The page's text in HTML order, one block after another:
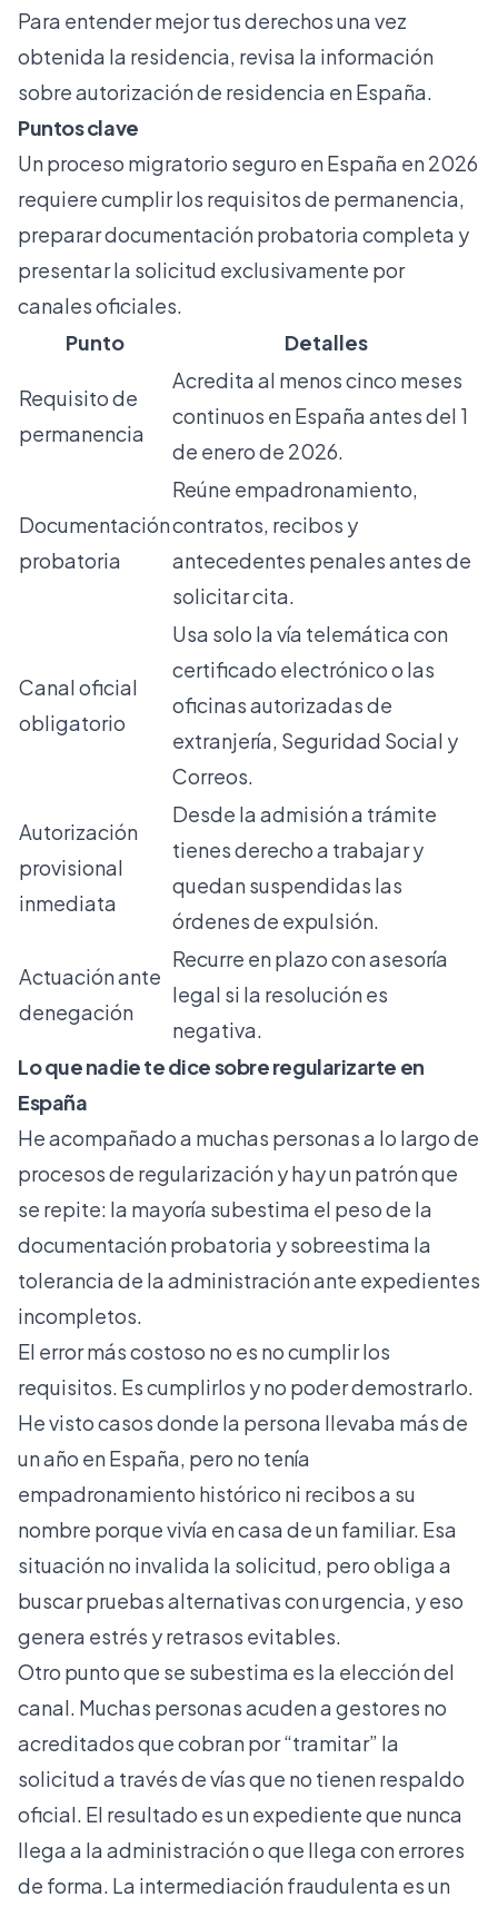
Para entender mejor tus derechos una vez
obtenida la residencia, revisa la información
sobreautorización de residencia en España.
Puntos clave
Un proceso migratorio seguro en España en 2026
requiere cumplir los requisitos de permanencia,
preparar documentación probatoria completa y
presentar la solicitud exclusivamente por
canales oficiales.
Punto
Detalles
Requisito de
permanencia
Acredita al menos cinco meses
continuos en España antes del 1
de enero de 2026.
Documentación
probatoria
Reúne empadronamiento,
contratos, recibos y
antecedentes penales antes de
solicitar cita.
Canal oficial
obligatorio
Usa solo la vía telemática con
certificado electrónico o las
oficinas autorizadas de
extranjería, Seguridad Social y
Correos.
Autorización
provisional
inmediata
Desde la admisión a trámite
tienes derecho a trabajar y
quedan suspendidas las
órdenes de expulsión.
Actuación ante
denegación
Recurre en plazo con asesoría
legal si la resolución es
negativa.
Lo que nadie te dice sobre regularizarte en
España
He acompañado a muchas personas a lo largo de
procesos de regularización y hay un patrón que
se repite: la mayoría subestima el peso de la
documentación probatoria y sobreestima la
tolerancia de la administración ante expedientes
incompletos.
El error más costoso no es no cumplir los
requisitos. Es cumplirlos y no poder demostrarlo.
He visto casos donde la persona llevaba más de
un año en España, pero no tenía
empadronamiento histórico ni recibos a su
nombre porque vivía en casa de un familiar. Esa
situación no invalida la solicitud, pero obliga a
buscar pruebas alternativas con urgencia, y eso
genera estrés y retrasos evitables.
Otro punto que se subestima es la elección del
canal. Muchas personas acuden a gestores no
acreditados que cobran por “tramitar” la
solicitud a través de vías que no tienen respaldo
oficial. El resultado es un expediente que nunca
llega a la administración o que llega con errores
de forma. La intermediación fraudulenta es un